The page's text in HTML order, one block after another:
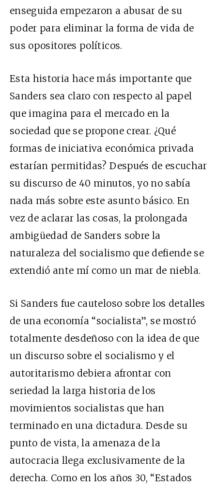
enseguida empezaron a abusar de su
poder para eliminar la forma de vida de
sus opositores políticos.
Esta historia hace más importante que
Sanders sea claro con respecto al papel
que imagina para el mercado en la
sociedad que se propone crear. ¿Qué
formas de iniciativa económica privada
estarían permitidas? Después de escuchar
su discurso de 40 minutos, yo no sabía
nada más sobre este asunto básico. En
vez de aclarar las cosas, la prolongada
ambigüedad de Sanders sobre la
naturaleza del socialismo que defiende se
extendió ante mí como un mar de niebla.
Si Sanders fue cauteloso sobre los detalles
de una economía “socialista”, se mostró
totalmente desdeñoso con la idea de que
un discurso sobre el socialismo y el
autoritarismo debiera afrontar con
seriedad la larga historia de los
movimientos socialistas que han
terminado en una dictadura. Desde su
punto de vista, la amenaza de la
autocracia llega exclusivamente de la
derecha. Como en los años 30, “Estados